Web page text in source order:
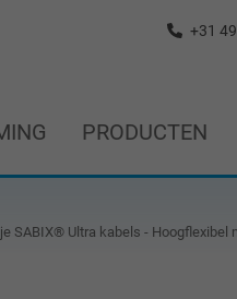
+31
PRODUCTEN
SABIX® Ultra kabels -